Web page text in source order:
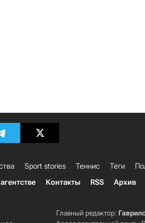
Sport stories Теннис Теги
Контакты RSS Архив
Главный редактор: